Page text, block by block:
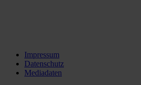
Impressum
Datenschutz
Mediadaten